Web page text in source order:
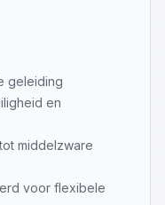
geleiding
en
middelzware
voor flexibele